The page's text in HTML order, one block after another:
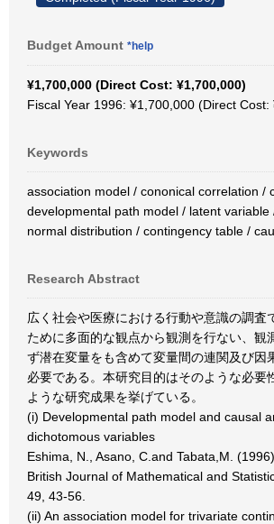
Budget Amount *help
¥1,700,000 (Direct Cost: ¥1,700,000)
Fiscal Year 1996: ¥1,700,000 (Direct Cost:
Keywords
association model / cononical correlation /
developmental path model / latent variable
normal distribution / contingency table /
Research Abstract
広く社会や医療における行動や意識の調査
ために多面的な観点から観測を行ない、観
ず潜在変量をも含めて変量間の連関及び因
必要である。本研究目的はそのような必要
ような研究成果を挙げている。
(i) Developmental path model and causal
dichotomous variables
Eshima, N., Asano, C.and Tabata,M. (1996)
British Journal of Mathematical and
49, 43-56.
(ii) An association model for trivariate